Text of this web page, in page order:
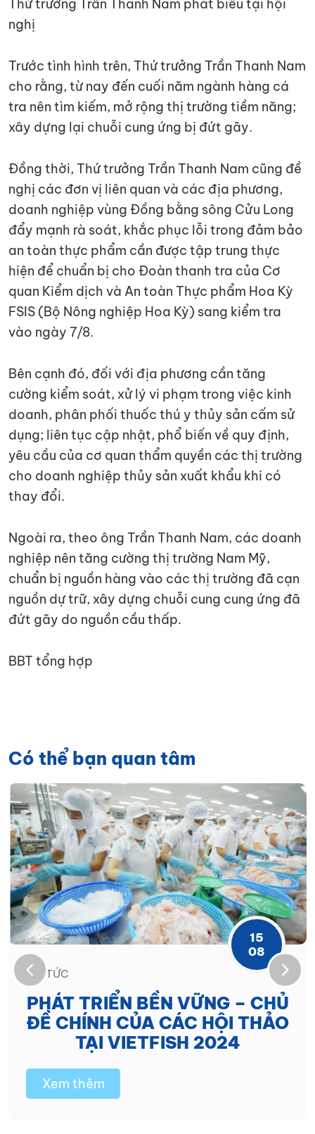
Thứ trưởng Trần Thanh Nam phát biểu tại hội
nghị
Trước tình hình trên, Thứ trưởng Trần Thanh Nam
cho rằng, từ nay đến cuối năm ngành hàng cá
tra nên tìm kiếm, mở rộng thị trường tiềm năng;
xây dựng lại chuỗi cung ứng bị đứt gãy.
Đồng thời, Thứ trưởng Trần Thanh Nam cũng đề
nghị các đơn vị liên quan và các địa phương,
doanh nghiệp vùng Đồng bằng sông Cửu Long
đẩy mạnh rà soát, khắc phục lỗi trong đảm bảo
an toàn thực phẩm cần được tập trung thực
hiện để chuẩn bị cho Đoàn thanh tra của Cơ
quan Kiểm dịch và An toàn Thực phẩm Hoa Kỳ
FSIS (Bộ Nông nghiệp Hoa Kỳ) sang kiểm tra
vào ngày 7/8.
Bên cạnh đó, đối với địa phương cần tăng
cường kiểm soát, xử lý vi phạm trong việc kinh
doanh, phân phối thuốc thú y thủy sản cấm sử
dụng; liên tục cập nhật, phổ biến về quy định,
yêu cầu của cơ quan thẩm quyền các thị trường
cho doanh nghiệp thủy sản xuất khẩu khi có
thay đổi.
Ngoài ra, theo ông Trần Thanh Nam, các doanh
nghiệp nên tăng cường thị trường Nam Mỹ,
chuẩn bị nguồn hàng vào các thị trường đã cạn
nguồn dự trữ, xây dựng chuỗi cung cung ứng đã
đứt gãy do nguồn cầu thấp.
BBT tổng hợp
Có thể bạn quan tâm
15
08
TIN TỨC
PHÁT TRIỂN BỀN VỮNG – CHỦ
ĐỀ CHÍNH CỦA CÁC HỘI THẢO
TẠI VIETFISH 2024
Xem thêm